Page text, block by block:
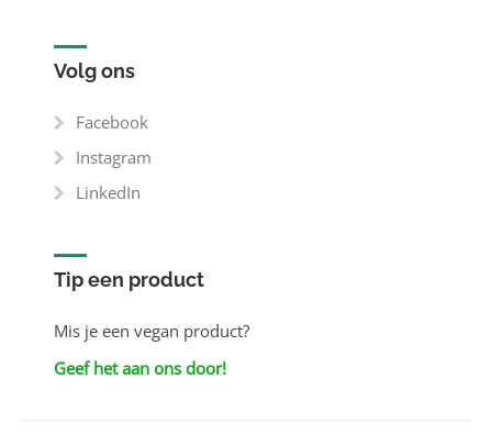
Volg ons
Facebook
Instagram
LinkedIn
Tip een product
Mis je een vegan product?
Geef het aan ons door!